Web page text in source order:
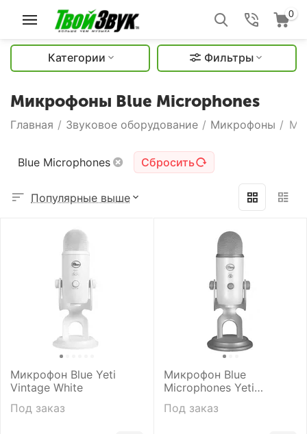
0
Категории Фильтры
Микрофоны Blue Microphones
Главная / Звуковое оборудование / Микрофоны /
Blue Microphones Сбросить
Популярные выше
Микрофон Blue Yeti
Vintage White
Под заказ
Микрофон Blue
Microphones Yeti
Whiteout
Под заказ